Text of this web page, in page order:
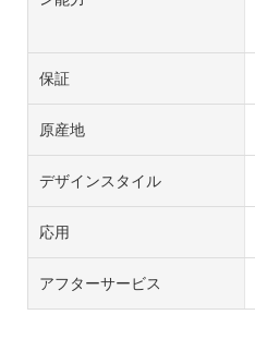
保証
原産地
デザインスタイル
応用
アフターサービス